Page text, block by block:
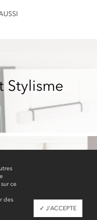
Stylisme
✓ J'ACCEPTE
ce
des